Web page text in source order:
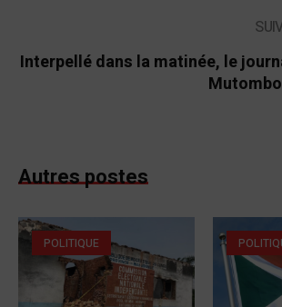
Interpellé dans la matinée, le
Autres postes
POLITIQUE